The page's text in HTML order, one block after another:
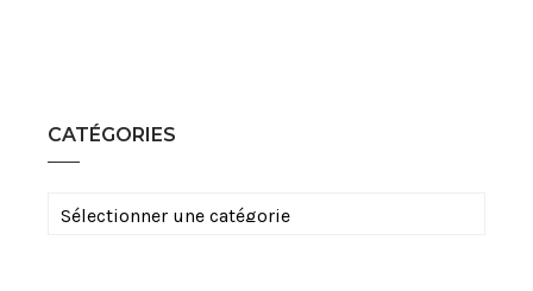
CATÉGORIES
Catégories